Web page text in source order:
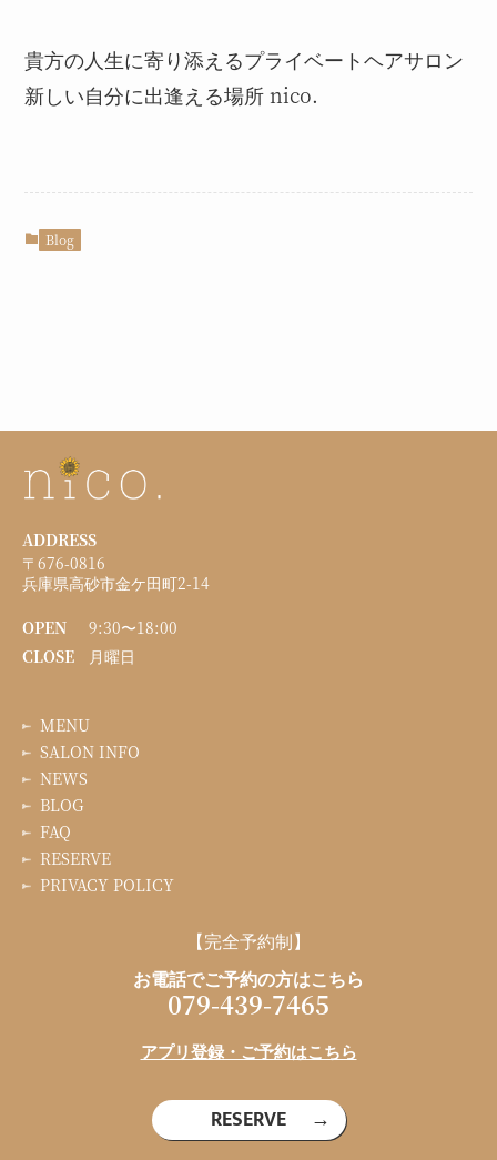
貴方の人生に寄り添えるプライベートヘアサロン
新しい自分に出逢える場所 nico.
Blog
ADDRESS
〒676-0816
兵庫県高砂市金ケ田町2-14
OPEN
9:30〜18:00
CLOSE
月曜日
MENU
SALON INFO
NEWS
BLOG
FAQ
RESERVE
PRIVACY POLICY
【完全予約制】
お電話でご予約の方はこちら
079-439-7465
アプリ登録・ご予約はこちら
RESERVE